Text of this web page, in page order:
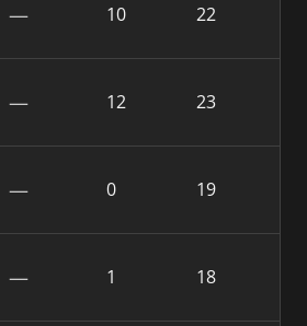
— 10 22
— 12 23
— 0 19
— 1 18